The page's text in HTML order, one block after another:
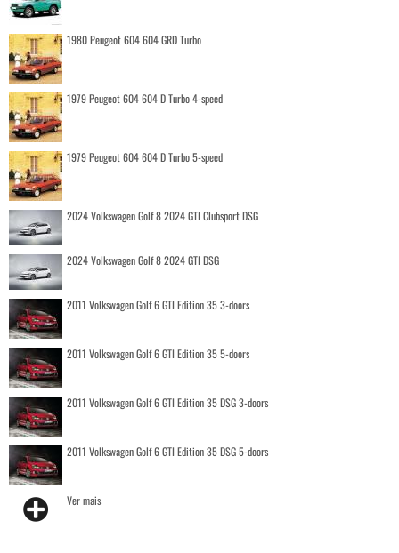
1980 Peugeot 604 604 GRD Turbo
1979 Peugeot 604 604 D Turbo 4-speed
1979 Peugeot 604 604 D Turbo 5-speed
2024 Volkswagen Golf 8 2024 GTI Clubsport DSG
2024 Volkswagen Golf 8 2024 GTI DSG
2011 Volkswagen Golf 6 GTI Edition 35 3-doors
2011 Volkswagen Golf 6 GTI Edition 35 5-doors
2011 Volkswagen Golf 6 GTI Edition 35 DSG 3-doors
2011 Volkswagen Golf 6 GTI Edition 35 DSG 5-doors
Ver mais